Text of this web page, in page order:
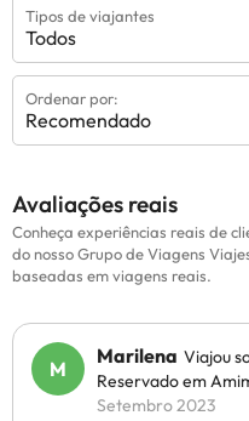
Tipos de viajantes
Todos
Ordenar por:
Recomendado
Avaliações reais
Conheça experiências reais de
do nosso Grupo de Viagens
baseadas em viagens reais.
Marilena Viajou
Reservado em
Setembro 2023